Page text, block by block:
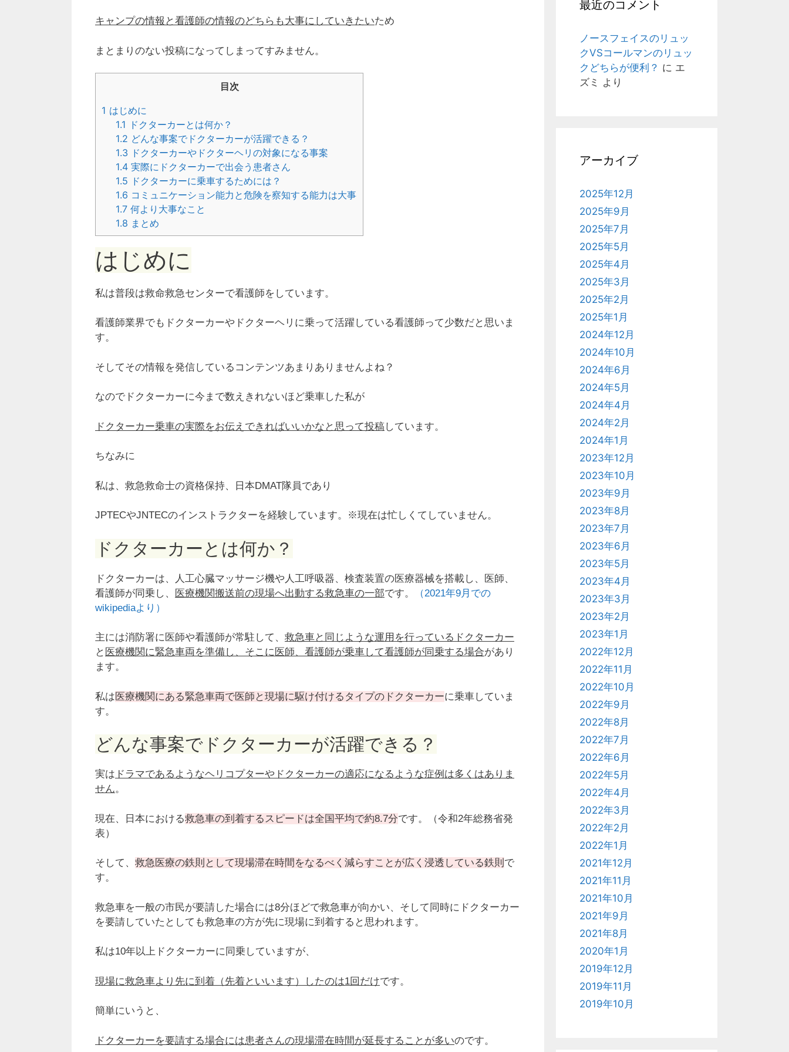
キャンプの情報と看護師の情報のどちらも大事にしていきたいため
まとまりのない投稿になってしまってすみません。
目次
1 はじめに
1.1 ドクターカーとは何か？
1.2 どんな事案でドクターカーが活躍できる？
1.3 ドクターカーやドクターヘリの対象になる事案
1.4 実際にドクターカーで出会う患者さん
1.5 ドクターカーに乗車するためには？
1.6 コミュニケーション能力と危険を察知する能力は大事
1.7 何より大事なこと
1.8 まとめ
はじめに
私は普段は救命救急センターで看護師をしています。
看護師業界でもドクターカーやドクターヘリに乗って活躍している看護師って少数だと思いま
す。
そしてその情報を発信しているコンテンツあまりありませんよね？
なのでドクターカーに今まで数えきれないほど乗車した私が
ドクターカー乗車の実際をお伝えできればいいかなと思って投稿しています。
ちなみに
私は、 救急救命士の資格保持、日本DMAT隊員であり
JPTECやJNTECのインストラクターを経験しています。※現在は忙しくてしていません。
ドクターカーとは何か？
ドクターカーは、人工心臓マッサージ機や人工呼吸器、検査装置の医療器械を搭載し、医師、
看護師が同乗し、
医療機関搬送前の現場へ出動する救急車の一部です。
（2021年9月での
wikipediaより）
主には消防署に医師や看護師が常駐して、 救急車と同じような運用を行っているドクターカー
と 医療機関に緊急車両を準備し、そこに医師、看護師が乗車して看護師が同乗する場合があり
ます。
私は医療機関にある緊急車両で医師と現場に駆け付けるタイプのドクターカーに乗車していま
す。
どんな事案でドクターカーが活躍できる？
実は ドラマであるようなヘリコプターやドクターカーの適応になるような症例は多くはありま
せん。
現在、日本における救急車の到着するスピードは全国平均で約8.7分です。（令和2年総務省発
表）
そして、 救急医療の鉄則として現場滞在時間をなるべく減らすことが広く浸透している鉄則 で
す。
救急車を一般の市民が要請した場合には8分ほどで救急車が向かい、そして同時にドクターカー
を要請していたとしても救急車の方が先に現場に到着すると思われます。
私は10年以上ドクターカーに同乗していますが、
現場に救急車より先に到着（先着といいます）したのは1回だけです。
簡単にいうと、
ドクターカーを要請する場合には患者さんの現場滞在時間が延長することが多いのです。
最近のコメント
ノースフェイスのリュッ
クVSコールマンのリュッ
クどちらが便利？ に エ
ズミ より
アーカイブ
2025年12月
2025年9月
2025年7月
2025年5月
2025年4月
2025年3月
2025年2月
2025年1月
2024年12月
2024年10月
2024年6月
2024年5月
2024年4月
2024年2月
2024年1月
2023年12月
2023年10月
2023年9月
2023年8月
2023年7月
2023年6月
2023年5月
2023年4月
2023年3月
2023年2月
2023年1月
2022年12月
2022年11月
2022年10月
2022年9月
2022年8月
2022年7月
2022年6月
2022年5月
2022年4月
2022年3月
2022年2月
2022年1月
2021年12月
2021年11月
2021年10月
2021年9月
2021年8月
2020年1月
2019年12月
2019年11月
2019年10月